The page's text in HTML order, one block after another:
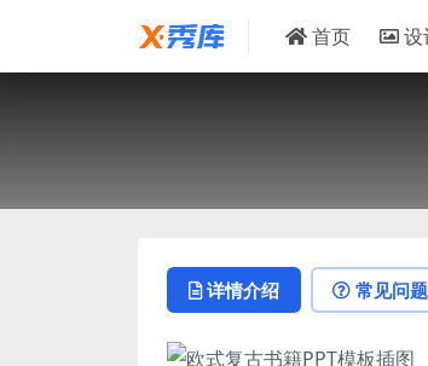
首页 设
详情介绍 常见问题